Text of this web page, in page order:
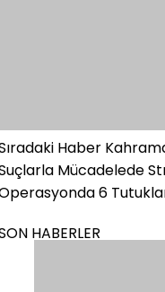
Haber
Mücadelede
6
HABERLER